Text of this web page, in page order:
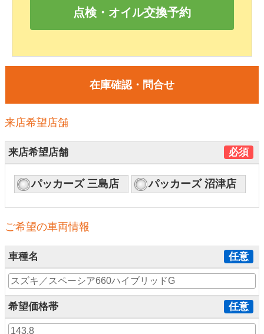
点検・オイル交換予約
在庫確認・問合せ
来店希望店舗
来店希望店舗 必須
パッカーズ 三島店 パッカーズ 沼津店
ご希望の車両情報
車種名 任意
希望価格帯 任意